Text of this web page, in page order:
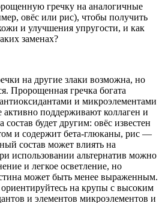
гречку на аналогичные
овёс или рис), чтобы получить
и улучшения упругости, и как
заменах?
на другие злаки возможна, но
Пророщенная гречка богата
и микроэлементами
поддерживают коллаген и
будет другим: овёс известен
и содержит бета-глюканы, рис —
состав может влиять на
использовании альтернатив можно
и легкое осветление, но
может быть менее выраженным.
на крупы с высоким
и элементов микроэлементов и